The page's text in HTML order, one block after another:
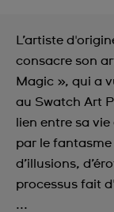
L’artiste
consacre son
Magic », qui a
au Swatch Art
lien entre sa
par le
d’illusions,
processus fait
...